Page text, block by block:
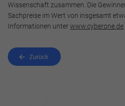
Wissenschaft zusammen. Die
Sachpreise im Wert von insgesamt
Informationen unterwww.cyberone.de
Zurück